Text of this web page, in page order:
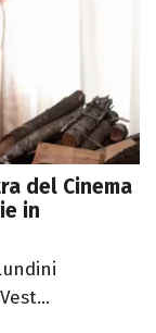
del Cinema
in